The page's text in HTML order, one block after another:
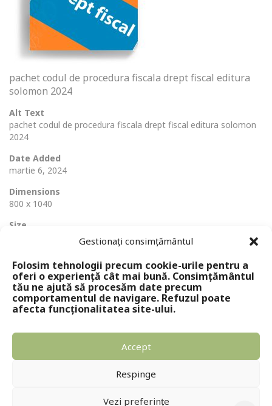
Gestionați consimțământul
Folosim tehnologii precum cookie-urile pentru a
oferi o experiență cât mai bună. Consimțământul
tău ne ajută să procesăm date precum
comportamentul de navigare. Refuzul poate
afecta funcționalitatea site-ului.
Accept
Respinge
Vezi preferințe
pachet codul de procedura fiscala drept fiscal editura
solomon 2024
Alt Text
pachet codul de procedura fiscala drept fiscal editura solomon
2024
Date Added
martie 6, 2024
Dimensions
800 x 1040
Size